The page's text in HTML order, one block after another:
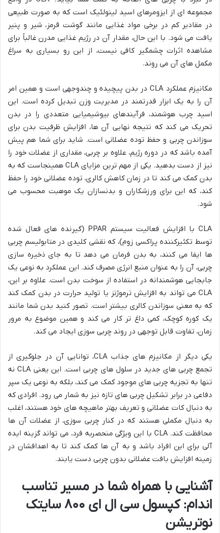
مجموعه ای از ایزومرهای اسید لینولئیک است که به صورت طبیعی
در مقادیر کم در برخی مواد غذایی مانند گوشت قرمز، شیر و پنیر
یافت می شود. با این حال، مقدار آن در رژیم غذایی مدرن غالباً برای
مشاهده اثرات چشمگیر کافی نیست، از این رو بسیاری به سراغ
مکمل های آن می روند.
مکانیزم عملکرد CLA در بدن پیچیده و چندوجهی است و همین امر
آن را به یک ابزار قدرتمند در مدیریت وزن تبدیل کرده است. این
اسید چرب هوشمند، فرآیندهای بیوشیمیایی متعددی را در بدن
تحریک می کند که نتیجه نهایی آن ها، افزایش ظرفیت بدن برای
سوزاندن چربی و حفظ توده عضلانی است. شاید برای شما هم پیش
آمده باشد که در دوره رژیم، علاوه بر چربی، مقداری از عضلات خود را
نیز از دست بدهید. یکی از مهم ترین مزایای CLA همینجاست که به
بدن کمک می کند تا در زمان کاهش کالری، توده عضلانی خود را حفظ
کند، که این برای ورزشکاران و بدنسازان یک موهبت محسوب می
شود.
CLA با افزایش فعالیت سیستم PPAR (گیرنده های فعال شده
توسط تکثیرکننده پراکسی زوم)، که نقشی کلیدی در متابولیسم چربی
ها ایفا می کنند، به بدن فرمان می دهد تا به جای ذخیره سازی
چربی، آن را به عنوان منبع انرژی مصرف کند. این عملکرد به نوعی یک
جابجایی هوشمندانه در استفاده از سوخت بدن است. علاوه بر این،
CLA می تواند به افزایش ترموژنز یا تولید حرارت در بدن کمک کند
که به معنی سوزاندن کالری بیشتر است. تصور کنید بدن شما مانند
یک کوره کوچک، کمی داغ تر کار می کند و همین موضوع به مرور
زمان، تفاوت قابل توجهی در روند چربی سوزی ایجاد می کند.
یکی دیگر از مکانیزم های جذاب CLA، توانایی آن در جلوگیری از
تجمع چربی های جدید در سلول های چربی است. این یعنی CLA نه
تنها به تجزیه چربی های موجود کمک می کند، بلکه به نوعی یک سپر
دفاعی در برابر تشکیل چربی های تازه نیز به شمار می رود. افرادی که
به دنبال کات عضلانی و تعریف بهتر ماهیچه های خود هستند، اغلب
به دنبال مکملی هستند که در کنار چربی سوزی، از عضلات آن ها
محافظت کند. CLA با این ویژگی منحصربه فرد، می تواند گزینه ایده
آلی برای این افراد باشد و به آن ها کمک کند تا به اهدافشان در
زمینه افزایش بافت عضلانی بدون چربی دست یابند.
آشنایی با همراه شما در مسیر تناسب
اندام: کپسول سی ال ای ۸۰۰ سایتک
نوتریشن